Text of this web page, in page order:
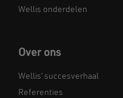
Wellis onderdelen
Over ons
Wellis’ succesverhaal
Referenties